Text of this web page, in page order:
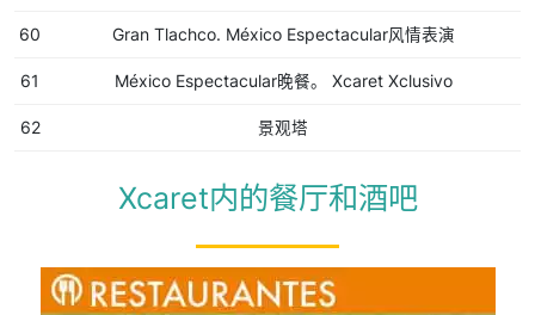
60 Gran Tlachco. México Espectacular风情表演
61 México Espectacular晚餐。 Xcaret Xclusivo
62 景观塔
Xcaret内的餐厅和酒吧